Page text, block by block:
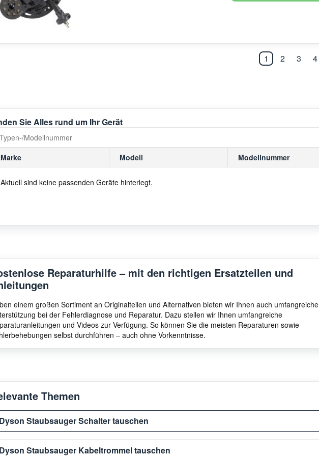
1 2 3 4
Sie Alles rund um Ihr Gerät
Marke Modell Modellnummer
Aktuell sind keine passenden Geräte hinterlegt.
Reparaturhilfe – mit den richtigen Ersatzteilen und
einem großen Sortiment an Originalteilen und Alternativen bieten wir Ihnen auch umfangreiche
bei der Fehlerdiagnose und Reparatur. Dazu stellen wir Ihnen umfangreiche
und Videos zur Verfügung. So können Sie die meisten Reparaturen sowie
selbst durchführen – auch ohne Vorkenntnisse.
Themen
Staubsauger Schalter tauschen
Staubsauger Kabeltrommel tauschen